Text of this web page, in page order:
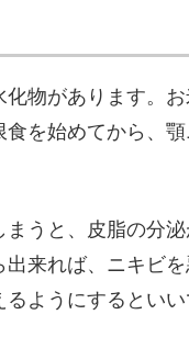
物があります。
を始めてから、
うと、皮脂の分
来れば、ニキビ
ようにするといい